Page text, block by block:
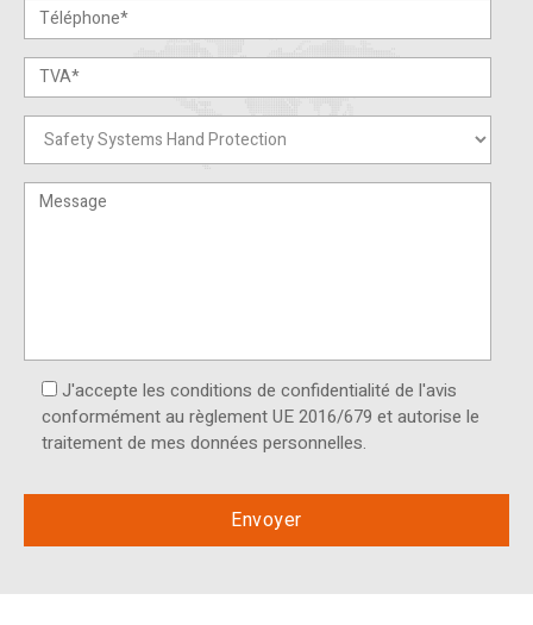
J'accepte les conditions de confidentialité de l'avis
conformément au règlement UE 2016/679 et autorise le
traitement de mes données personnelles.